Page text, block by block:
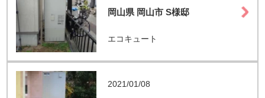
岡山県 岡山市 S様邸
エコキュート
2021/01/08